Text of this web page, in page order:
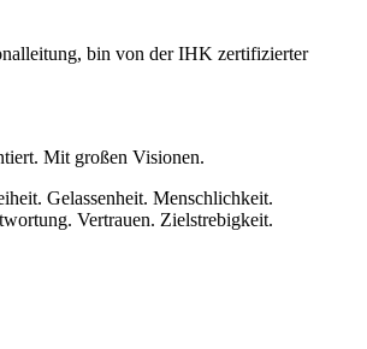
bin von der IHK zertifizierter
Mit großen Visionen.
Gelassenheit. Menschlichkeit.
Vertrauen. Zielstrebigkeit.